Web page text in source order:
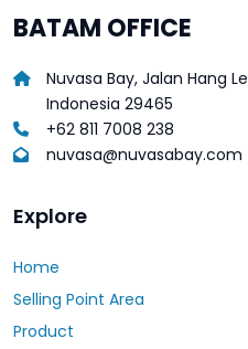
BATAM OFFICE
Nuvasa Bay, Jalan Hang
Indonesia 29465
+62 811 7008 238
nuvasa@nuvasabay.com
Explore
Home
Selling Point Area
Product